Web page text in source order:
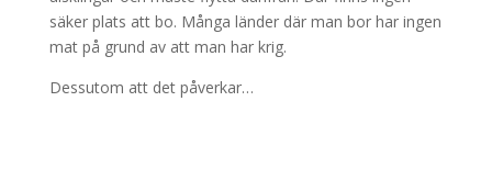
säker plats att bo. Många länder där man bor har ingen
mat på grund av att man har krig.
Dessutom att det påverkar…